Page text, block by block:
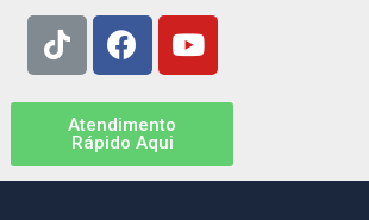
Atendimento
Rápido Aqui